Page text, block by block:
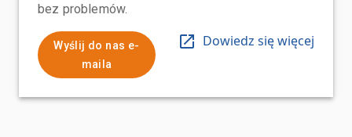
bez problemów.
Wyślij do nas e-
maila
Dowiedz się więcej